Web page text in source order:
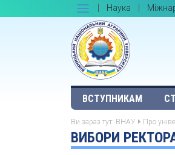
Наука
ВСТУПНИКАМ
Ви зараз тут: ВНАУ Про
ВИБОРИ